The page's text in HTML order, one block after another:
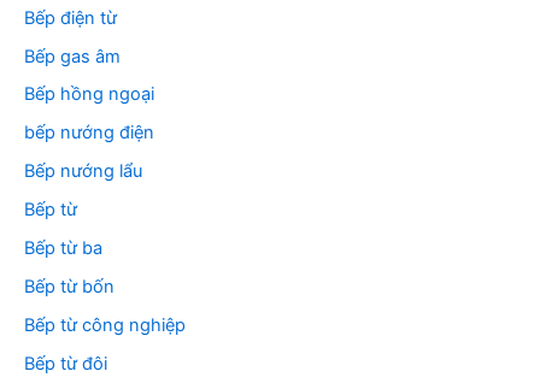
Bếp điện từ
Bếp gas âm
Bếp hồng ngoại
bếp nướng điện
Bếp nướng lẩu
Bếp từ
Bếp từ ba
Bếp từ bốn
Bếp từ công nghiệp
Bếp từ đôi